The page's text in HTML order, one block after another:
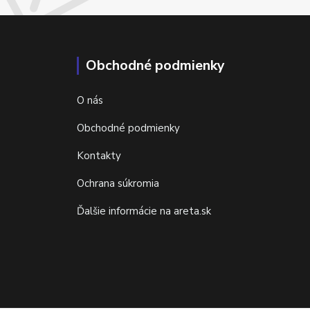
Obchodné podmienky
O nás
Obchodné podmienky
Kontakty
Ochrana súkromia
Ďalšie informácie na areta.sk